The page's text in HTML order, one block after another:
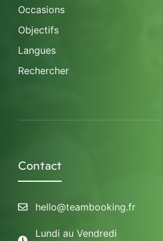
Occasions
Objectifs
Langues
Rechercher
Contact
hello@teambooking.fr
Lundi au Vendredi